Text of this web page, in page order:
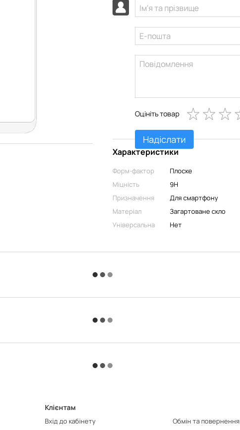
Оцініть товар
Надіслати
Характеристики
Форм-фактор
Плоске
Міцність
9H
Призначення
Для смартфону
Матеріал
Загартоване скло
Універсальна
Нет
Клієнтам
Вхід до кабінету
Обмін та повернення